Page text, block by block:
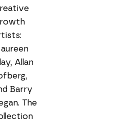
Allan
Barry
The